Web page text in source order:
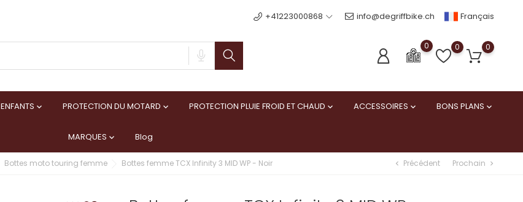
+41223000868 info@degriffbike.ch Français
0 0 0
ENFANTS  PROTECTION DU MOTARD  PROTECTION PLUIE FROID ET CHAUD  ACCESSOIRES  BONS PLANS 
MARQUES  Blog
Bottes moto touring femme Bottes femme TCX Infinity 3 MID WP - Noir chevron_left Précédent Prochain chevron_right